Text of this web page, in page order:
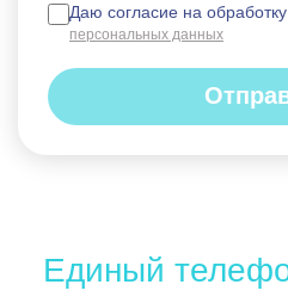
Даю согласие на
персональных данных
Единый